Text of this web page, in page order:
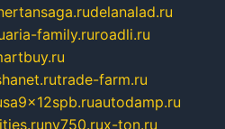
delanalad.ru
aria-family.ruroadli.ru
trade-farm.ru
autodamp.ru
nv750.rux-ton.ru